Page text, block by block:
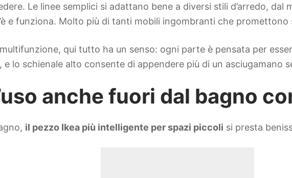
Le linee semplici si adattano bene a diversi stili d’arredo, dal
e funziona. Molto più di tanti mobili ingombranti che
qui tutto ha un senso: ogni parte è pensata per
lo schienale alto consente di appendere più di un asciugamano
anche fuori dal bagno
il pezzo Ikea più intelligente per spazi piccoli si presta